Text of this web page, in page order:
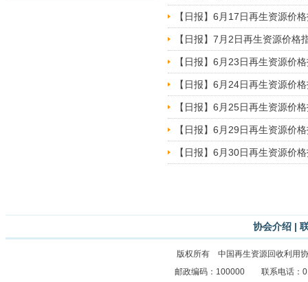
【日报】6月17日再生资源价
【日报】7月2日再生资源价格
【日报】6月23日再生资源价
【日报】6月24日再生资源价
【日报】6月25日再生资源价
【日报】6月29日再生资源价
【日报】6月30日再生资源价
协会介绍 |
版权所有 中国再生资源回收利用
邮政编码：100000 联系电话：